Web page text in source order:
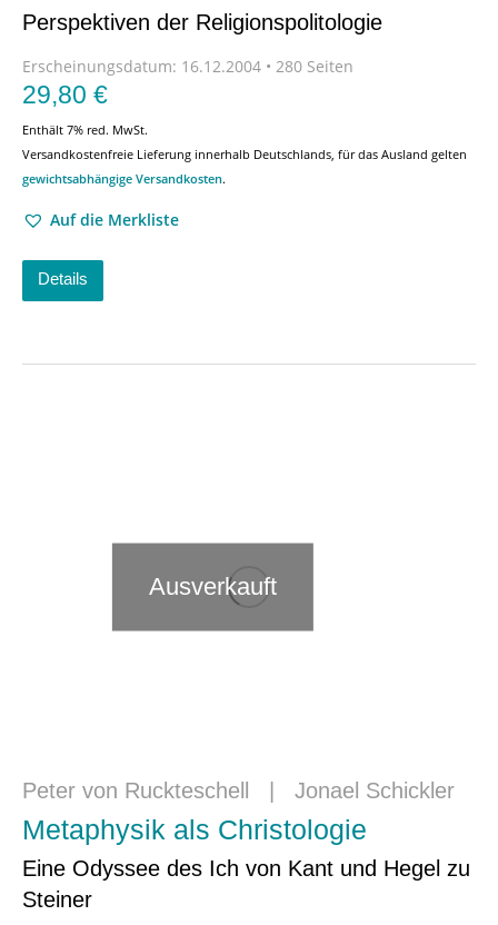
Perspektiven der Religionspolitologie
Erscheinungsdatum: 16.12.2004 • 280 Seiten
29,80 €
Enthält 7% red. MwSt.
Versandkostenfreie Lieferung innerhalb Deutschlands, für das Ausland gelten
gewichtsabhängige Versandkosten.
Auf die Merkliste
Details
Ausverkauft
Peter von Ruckteschell Jonael Schickler
Metaphysik als Christologie
Eine Odyssee des Ich von Kant und Hegel zu
Steiner